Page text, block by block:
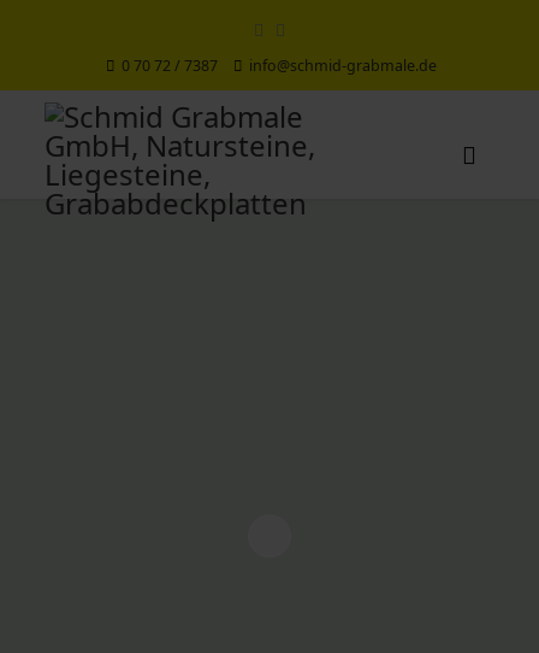
0 70 72 / 7387 info@schmid-grabmale.de